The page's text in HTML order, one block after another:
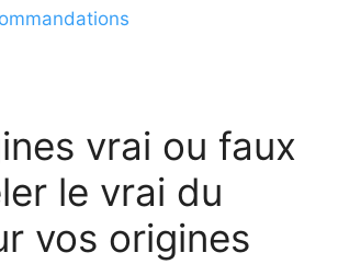
vrai ou faux
le vrai du
vos origines